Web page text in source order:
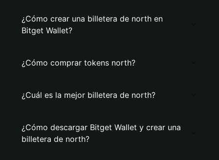
¿Cómo crear una billetera de north en
Bitget Wallet?
¿Cómo comprar tokens north?
¿Cuál es la mejor billetera de north?
¿Cómo descargar Bitget Wallet y crear una
billetera de north?